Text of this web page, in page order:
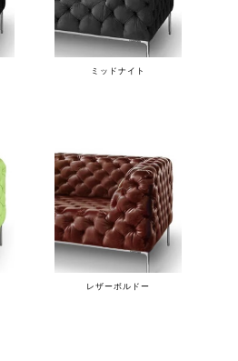
ミッドナイト
レザーボルドー